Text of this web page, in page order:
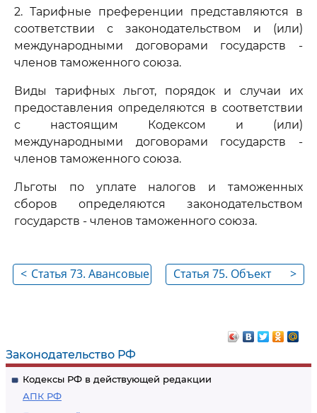
Законодательство РФ
Кодексы РФ в действующей редакции
АПК РФ
2. Тарифные преференции представляются в
соответствии с законодательством и (или)
международными договорами государств -
членов таможенного союза.
Виды тарифных льгот, порядок и случаи их
предоставления определяются в соответствии
с настоящим Кодексом и (или)
международными договорами государств -
членов таможенного союза.
Льготы по уплате налогов и таможенных
сборов определяются законодательством
государств - членов таможенного союза.
< Статья 73. Авансовые
>
Статья 75. Объект
пошлинами,
налогами и база
(налоговая база)
для исчисления